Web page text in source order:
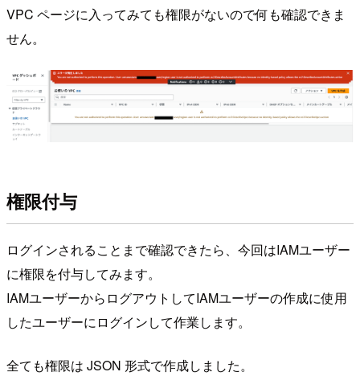
VPC ページに入ってみても権限がないので何も確認できま
せん。
権限付与
ログインされることまで確認できたら、今回はIAMユーザー
に権限を付与してみます。
IAMユーザーからログアウトしてIAMユーザーの作成に使用
したユーザーにログインして作業します。
全ても権限は JSON 形式で作成しました。